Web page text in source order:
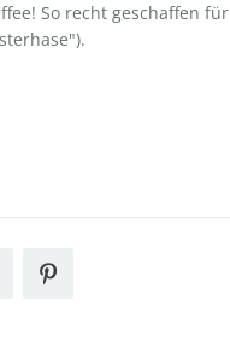
So recht geschaffen für